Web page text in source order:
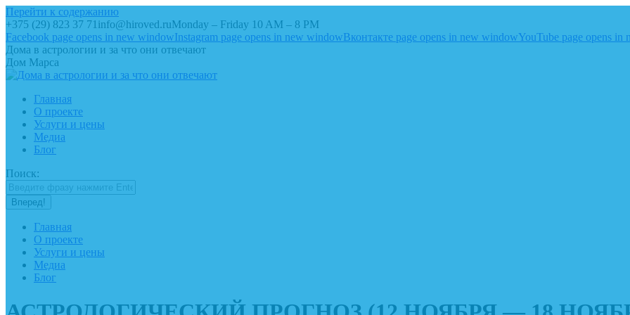
Перейти к содержанию
+375 (29) 823 37 71 info@hiroved.ruMonday – Friday 10 AM – 8 PM
Facebook page opens in new windowInstagram page opens in new windowВконтакте page opens in new windowYouTube page opens in
Дома в астрологии и за что они отвечают
Дом Марса
Главная
О проекте
Услуги и цены
Медиа
Блог
Поиск:
Главная
О проекте
Услуги и цены
Медиа
Блог